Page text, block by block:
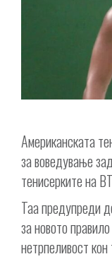
Американската
за воведување
тенисерките на
Таа предупреди
за новото
нетрпеливост